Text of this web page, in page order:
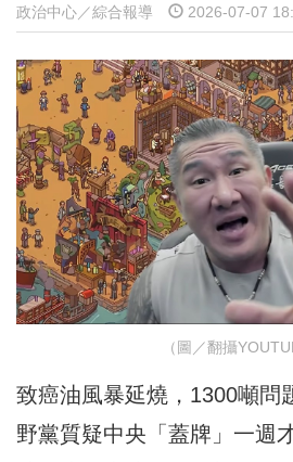
政治中心／綜合報導 2026-07-07
（圖／翻攝
致癌油風暴延燒，1300噸問
野黨質疑中央「蓋牌」一週